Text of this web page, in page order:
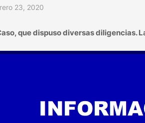
23, 2020
que dispuso diversas diligencias.